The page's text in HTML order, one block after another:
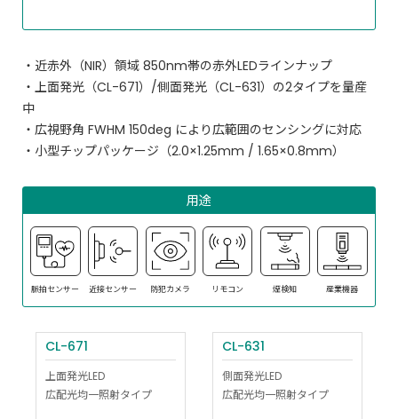
・近赤外（NIR）領域 850nm帯の赤外LEDラインナップ
・上面発光（CL-671）/側面発光（CL-631）の2タイプを量産
中
・広視野角 FWHM 150deg により広範囲のセンシングに対応
・小型チップパッケージ（2.0×1.25mm / 1.65×0.8mm）
用途
脈拍センサー 近接センサー 防犯カメラ リモコン 煙検知 産業機器
CL-671
上面発光LED
広配光均一照射タイプ
CL-631
側面発光LED
広配光均一照射タイプ